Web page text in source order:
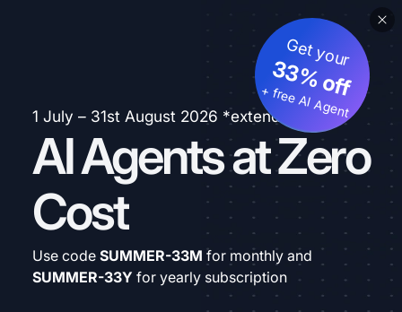
1 July – 31st August 2026 *extended
AI Agents at Zero
Cost
Get your
33% off
+ free AI Agent
Use code SUMMER-33M for monthly and
SUMMER-33Y for yearly subscription